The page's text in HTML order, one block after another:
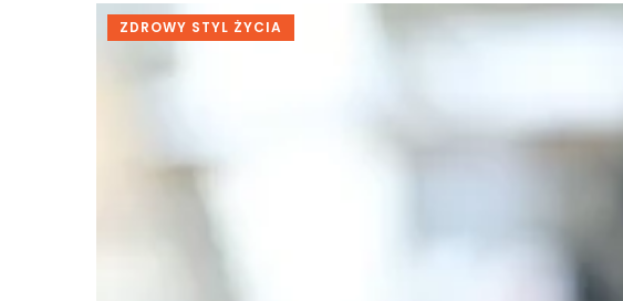
ZDROWY STYL ŻYCIA